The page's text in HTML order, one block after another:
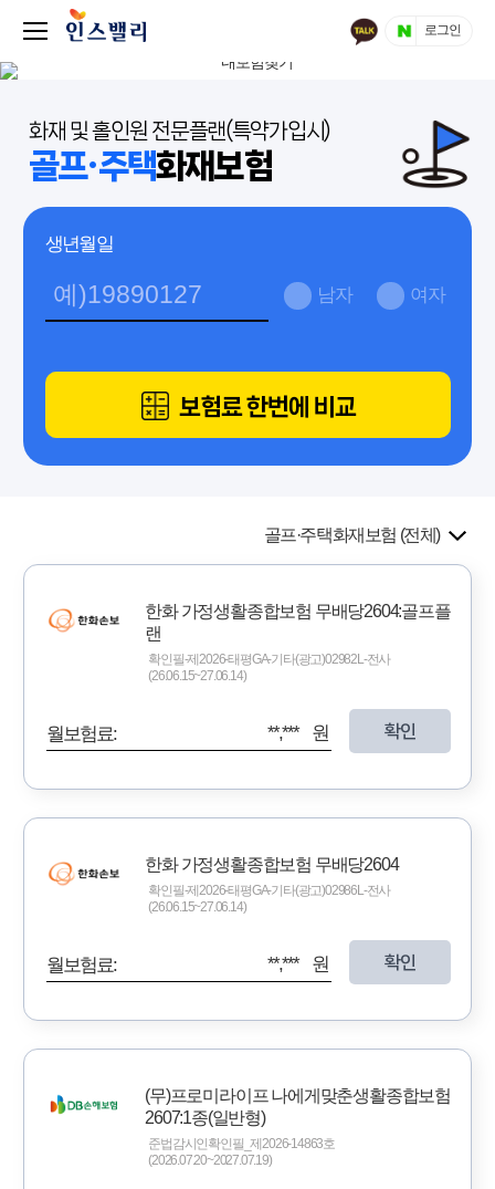
로그인
화재 및 홀인원 전문플랜(특약가입시)
골프·주택화재보험
생년월일
남자 여자
보험료 한번에 비교
골프·주택화재보험 (전체)
한화 가정생활종합보험 무배당2604:골프플
랜
확인필-제2026-태평GA-기타(광고)02982L-전사
(26.06.15~27.06.14)
월보험료: **,*** 원 확인
한화 가정생활종합보험 무배당2604
확인필-제2026-태평GA-기타(광고)02986L-전사
(26.06.15~27.06.14)
월보험료: **,*** 원 확인
(무)프로미라이프 나에게맞춘생활종합보험
2607:1종(일반형)
준법감시인확인필_제2026-14863호
(2026.07.20~2027.07.19)